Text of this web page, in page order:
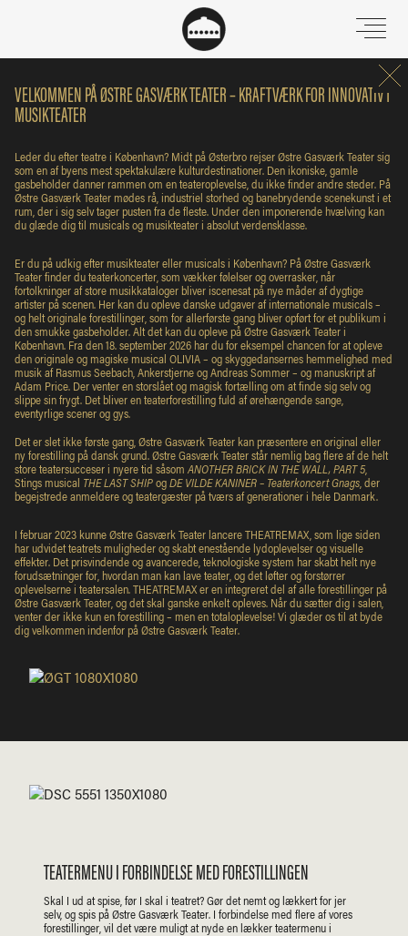
VELKOMMEN PÅ ØSTRE GASVÆRK TEATER – KRAFTVÆRK FOR INNOVATIVT
MUSIKTEATER
Leder du efter teatre i København? Midt på Østerbro rejser Østre Gasværk Teater sig
som en af byens mest spektakulære kulturdestinationer. Den ikoniske, gamle
gasbeholder danner rammen om en teateroplevelse, du ikke finder andre steder. På
Østre Gasværk Teater mødes rå, industriel storhed og banebrydende scenekunst i et
rum, der i sig selv tager pusten fra de fleste. Under den imponerende hvælving kan
du glæde dig til musicals og musikteater i absolut verdensklasse.
Er du på udkig efter musikteater eller musicals i København? På Østre Gasværk
Teater finder du teaterkoncerter, som vækker følelser og overrasker, når
fortolkninger af store musikkataloger bliver iscenesat på nye måder af dygtige
artister på scenen. Her kan du opleve danske udgaver af internationale musicals –
og helt originale forestillinger, som for allerførste gang bliver opført for et publikum i
den smukke gasbeholder. Alt det kan du opleve på Østre Gasværk Teater i
København. Fra den 18. september 2026 har du for eksempel chancen for at opleve
den originale og magiske musical OLIVIA – og skyggedansernes hemmelighed med
musik af Rasmus Seebach, Ankerstjerne og Andreas Sommer – og manuskript af
Adam Price. Der venter en storslået og magisk fortælling om at finde sig selv og
slippe sin frygt. Det bliver en teaterforestilling fuld af ørehængende sange,
eventyrlige scener og gys.
Det er slet ikke første gang, Østre Gasværk Teater kan præsentere en original eller
ny forestilling på dansk grund. Østre Gasværk Teater står nemlig bag flere af de helt
store teatersucceser i nyere tid såsom ANOTHER BRICK IN THE WALL, PART 5,
Stings musical
THE LAST SHIP og DE VILDE KANINER – Teaterkoncert Gnags, der
begejstrede anmeldere og teatergæster på tværs af generationer i hele Danmark.
I februar 2023 kunne Østre Gasværk Teater lancere THEATREMAX, som lige siden
har udvidet teatrets muligheder og skabt enestående lydoplevelser og visuelle
effekter. Det prisvindende og avancerede, teknologiske system har skabt helt nye
forudsætninger for, hvordan man kan lave teater, og det løfter og forstørrer
oplevelserne i teatersalen. THEATREMAX er en integreret del af alle forestillinger på
Østre Gasværk Teater, og det skal ganske enkelt opleves. Når du sætter dig i salen,
venter der ikke kun en forestilling – men en totaloplevelse! Vi glæder os til at byde
dig velkommen indenfor på Østre Gasværk Teater.
TEATERMENU I FORBINDELSE MED FORESTILLINGEN
Skal I ud at spise, før I skal i teatret? Gør det nemt og lækkert for jer
selv, og spis på Østre Gasværk Teater. I forbindelse med flere af vores
forestillinger, vil det være muligt at nyde en lækker teatermenu i